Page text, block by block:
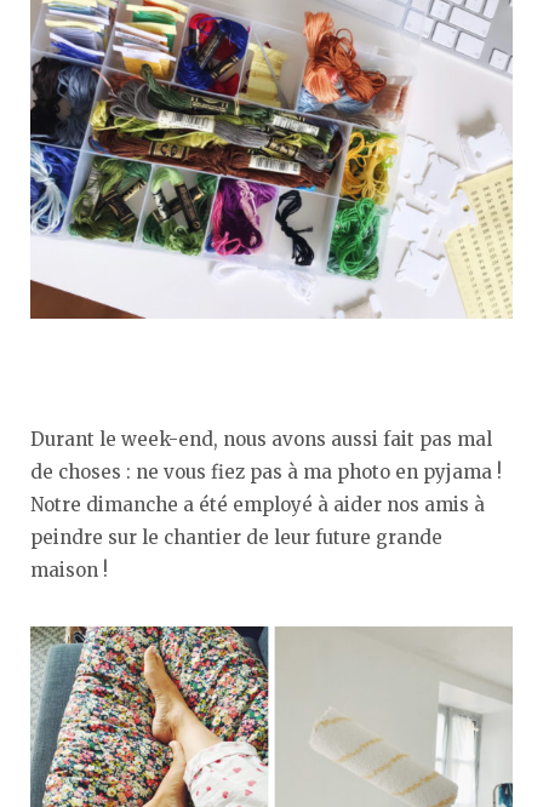
Durant le week-end, nous avons aussi fait pas mal
de choses : ne vous fiez pas à ma photo en pyjama !
Notre dimanche a été employé à aider nos amis à
peindre sur le chantier de leur future grande
maison !